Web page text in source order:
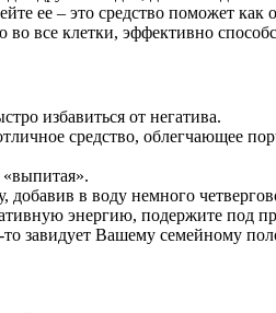
ее – это средство поможет как
все клетки, эффективно
избавиться от негатива.
средство, облегчающее
в воду немного
энергию, подержите под
то завидует Вашему семейному